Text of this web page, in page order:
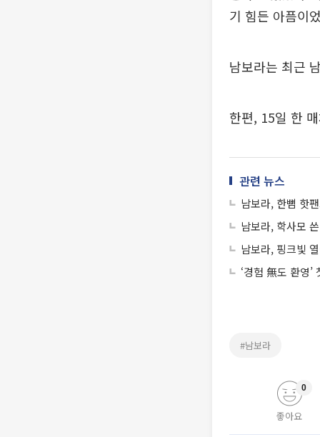
기 힘든 아픔이
남보라는 최근
한편, 15일 한
관련 뉴스
남보라, 한뼘 핫
남보라, 학사모
남보라, 핑크빛
‘경험 無도 환영
#남보라
좋아요
0